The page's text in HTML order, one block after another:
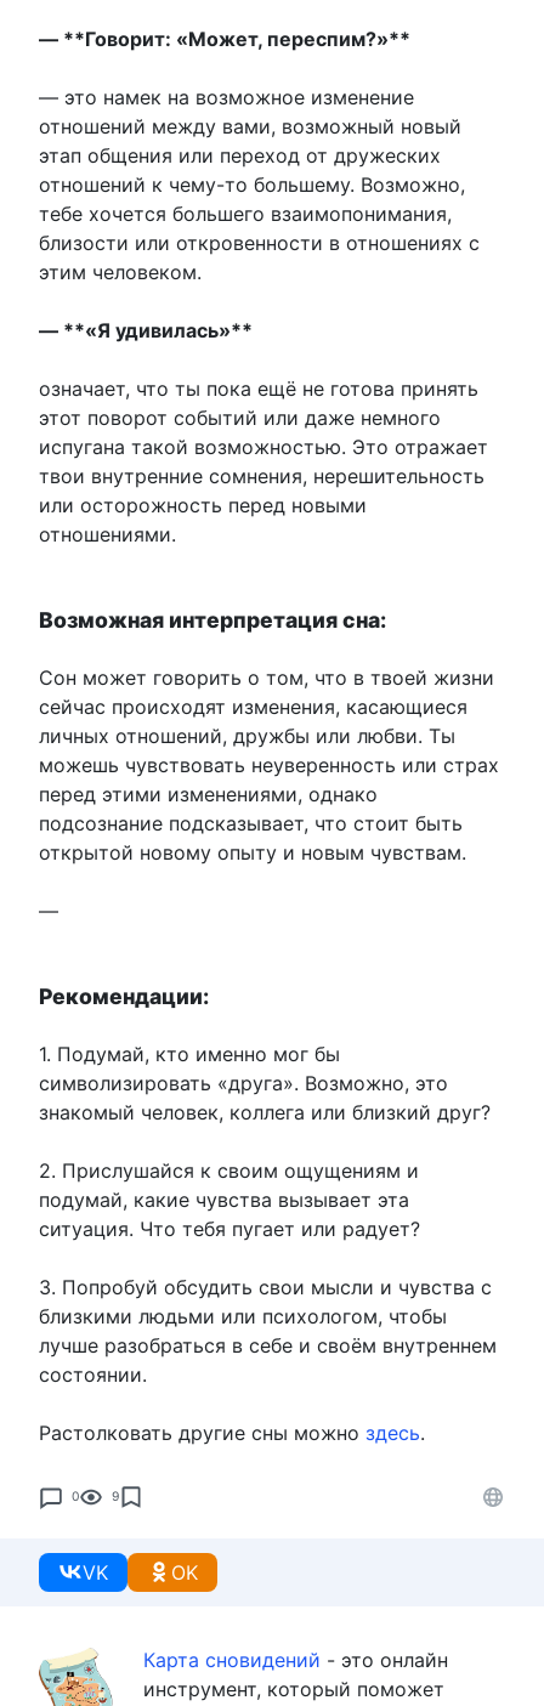
— **Говорит: «Может, переспим?»**
— это намек на возможное изменение
отношений между вами, возможный новый
этап общения или переход от дружеских
отношений к чему-то большему. Возможно,
тебе хочется большего взаимопонимания,
близости или откровенности в отношениях с
этим человеком.
— **«Я удивилась»**
означает, что ты пока ещё не готова принять
этот поворот событий или даже немного
испугана такой возможностью. Это отражает
твои внутренние сомнения, нерешительность
или осторожность перед новыми
отношениями.
Возможная интерпретация сна:
Сон может говорить о том, что в твоей жизни
сейчас происходят изменения, касающиеся
личных отношений, дружбы или любви. Ты
можешь чувствовать неуверенность или страх
перед этими изменениями, однако
подсознание подсказывает, что стоит быть
открытой новому опыту и новым чувствам.
—
Рекомендации:
1. Подумай, кто именно мог бы
символизировать «друга». Возможно, это
знакомый человек, коллега или близкий друг?
2. Прислушайся к своим ощущениям и
подумай, какие чувства вызывает эта
ситуация. Что тебя пугает или радует?
3. Попробуй обсудить свои мысли и чувства с
близкими людьми или психологом, чтобы
лучше разобраться в себе и своём внутреннем
состоянии.
Растолковать другие сны можно здесь.
0 9
VK OK
Карта сновидений - это онлайн
инструмент, который поможет